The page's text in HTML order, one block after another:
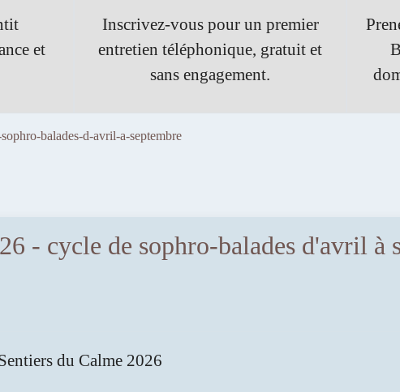
et
Inscrivez-vous pour un premier
entretien téléphonique, gratuit et
sans engagement.
balades-d-avril-a-septembre
- cycle de sophro-balades d'avril à